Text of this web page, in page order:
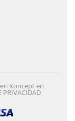
Koncept en